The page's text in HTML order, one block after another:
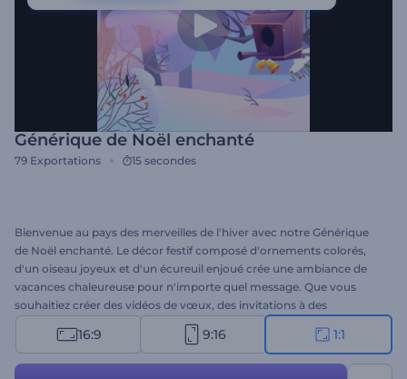
Générique de Noël enchanté
79 Exportations 15 secondes
Bienvenue au pays des merveilles de l'hiver avec notre Générique
de Noël enchanté. Le décor festif composé d'ornements colorés,
d'un oiseau joyeux et d'un écureuil enjoué crée une ambiance de
vacances chaleureuse pour n'importe quel message. Que vous
souhaitiez créer des vidéos de vœux, des invitations à des
événements de vacances, des annonces festives ou des intros de
vacances, ce charmant modèle est le choix idéal. La
16:9 9:16 1:1